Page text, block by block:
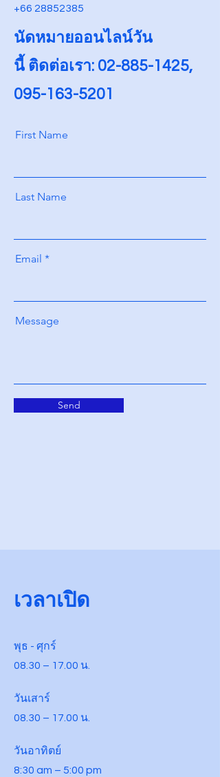
+66 28852385
​นัดหมายออนไลน์วัน
นี้ ติดต่อเรา: 02-885-1425,
095-163-5201
First Name
Last Name
Email
Message
Send
เวลาเปิด
พุธ - ศุกร์
08.30 – 17.00 น.
วันเสาร์
08.30 – 17.00 น.
วันอาทิตย์
8:30 am – 5:00 pm